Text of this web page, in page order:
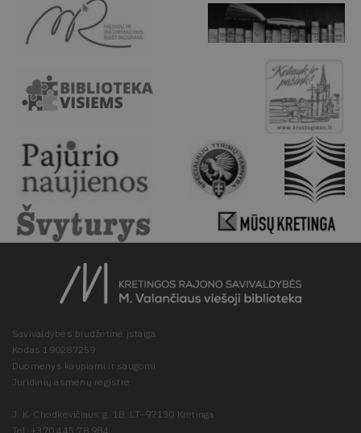
Savivaldybės biudžetinė įstaiga
Kodas 190287259
Duomenys kaupiami ir saugomi
Juridinių asmenų registre
J. K. Chodkevičiaus g. 1B, LT–97130 Kretinga
Tel. +370 445 78 984